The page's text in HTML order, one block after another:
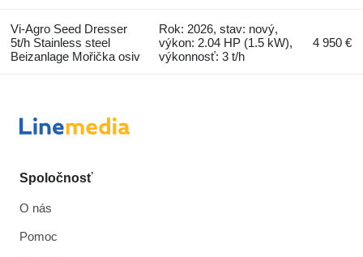
Vi-Agro Seed Dresser
5t/h Stainless steel
Beizanlage Mořička osiv
Rok: 2026, stav: nový,
výkon: 2.04 HP (1.5 kW),
výkonnosť: 3 t/h
4 950 €
Spoločnosť
O nás
Pomoc